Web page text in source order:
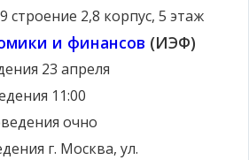
строение 2,8 корпус, 5 этаж
и финансов (ИЭФ)
23 апреля
11:00
очно
г. Москва, ул.